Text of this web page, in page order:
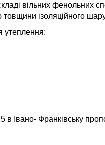
вільних фенольних
ізоляційного шару
утеплення:
Івано- Франківську